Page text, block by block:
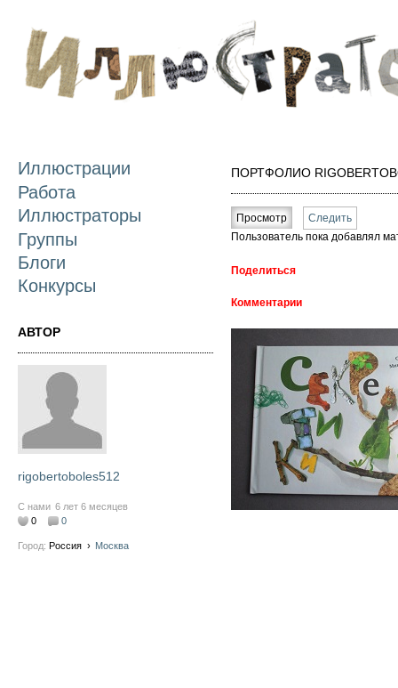
Иллюстрации
Работа
Иллюстраторы
Группы
Блоги
Конкурсы
АВТОР
rigobertoboles512
С нами 6 лет 6 месяцев
0
0
Город: Россия › Москва
ПОРТФОЛИО
Главные вкладки
Просмотр (активная вкладка)
Следить
Пользователь пока добавлял
Поделиться
Комментарии